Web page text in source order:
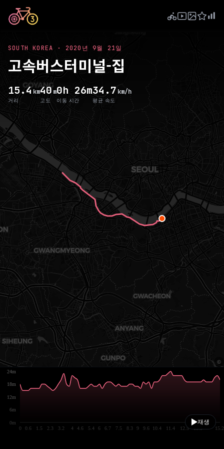
SOUTH KOREA · 2020년 9월 21일
고속버스터미널-집
15.4km
거리
40m
고도
0h 26m
이동 시간
34.7 km/h
평균 속도
재생
0 0.6 1.5 2.3 3.2 4 4.6 5.4 6 6.7 7.5 8.3 9 9.6 10.4 11.4 12.5 13.5 15.2
0m
6m
12m
18m
24m